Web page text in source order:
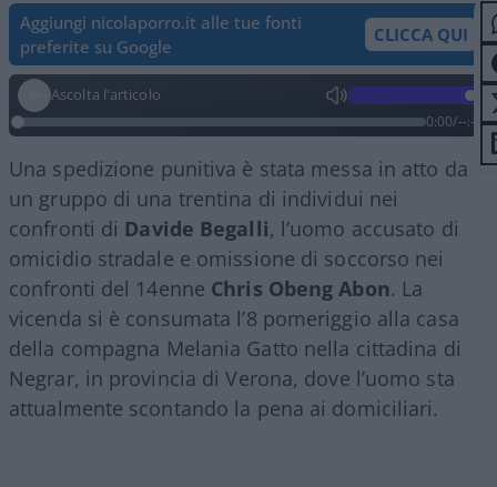
Aggiungi nicolaporro.it alle tue fonti
preferite su Google
CLICCA QUI
Ascolta l'articolo
0:00/--:--
Una spedizione punitiva è stata messa in atto da
un gruppo di una trentina di individui nei
confronti di Davide Begalli, l’uomo accusato di
omicidio stradale e omissione di soccorso nei
confronti del 14enne Chris Obeng Abon. La
vicenda si è consumata l’8 pomeriggio alla casa
della compagna Melania Gatto nella cittadina di
Negrar, in provincia di Verona, dove l’uomo sta
attualmente scontando la pena ai domiciliari.